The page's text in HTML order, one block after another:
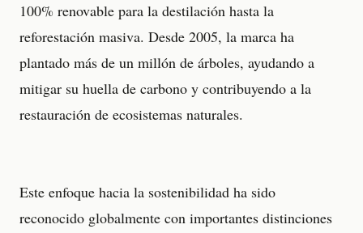
100% renovable para la destilación hasta la
reforestación masiva. Desde 2005, la marca ha
plantado más de un millón de árboles, ayudando a
mitigar su huella de carbono y contribuyendo a la
restauración de ecosistemas naturales.
Este enfoque hacia la sostenibilidad ha sido
reconocido globalmente con importantes distinciones